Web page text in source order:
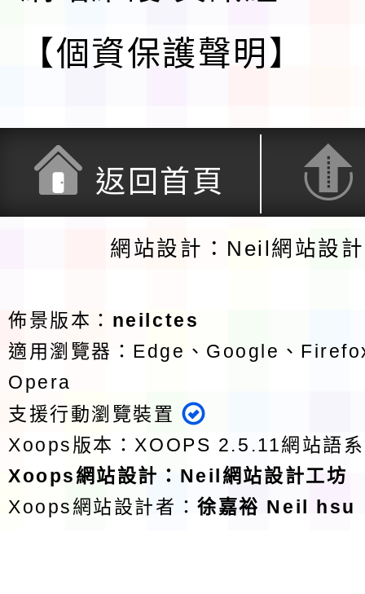
【個資保護聲明】
返回首頁
網站設計：Neil網站設
佈景版本： neilctes
適用瀏覽器：Edge、Google、
Opera
支援行動瀏覽裝置
Xoops版本：XOOPS 2.5.11網站語
Xoops網站設計 ： Neil網站設計工坊
Xoops網站設計者：徐嘉裕 Neil hsu